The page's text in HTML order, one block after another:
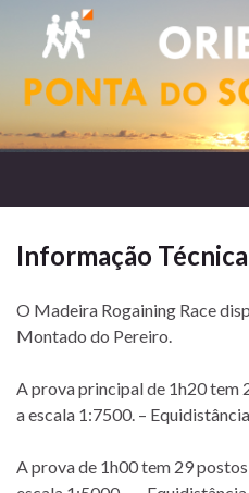
Informação Técnica
O Madeira Rogaining Race
Montado do Pereiro.
A prova principal de 1h20 tem
a escala 1:7500. –
A prova de 1h00 tem 29